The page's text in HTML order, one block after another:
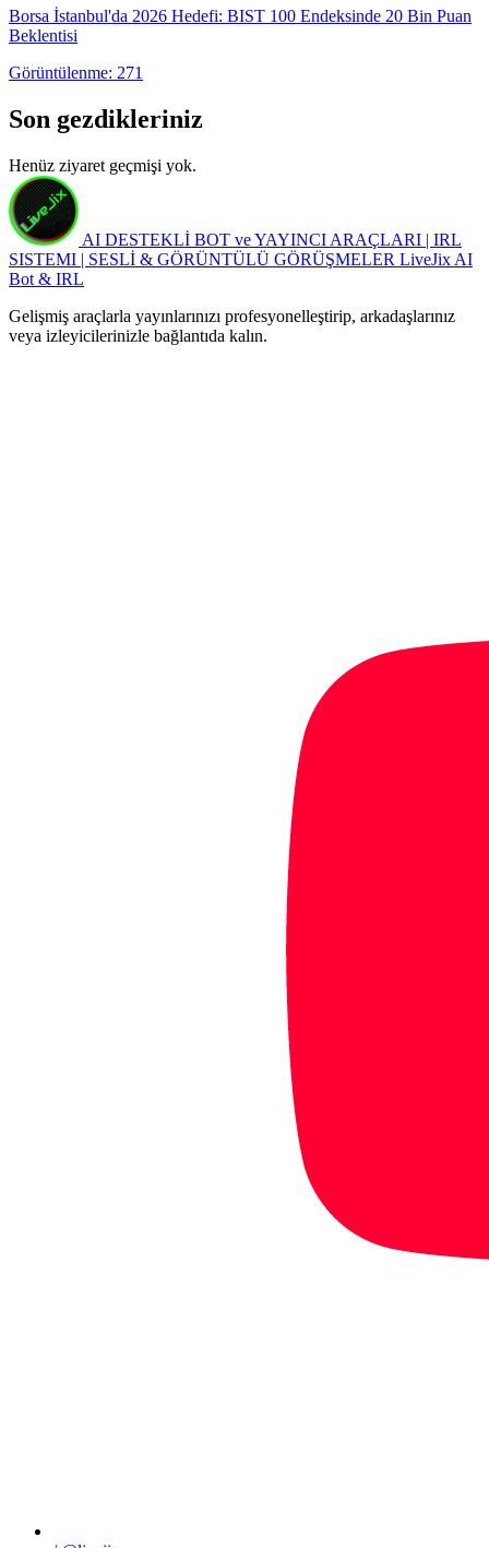
Borsa İstanbul'da 2026 Hedefi: BIST 100 Endeksinde 20 Bin Puan
Beklentisi
Görüntülenme: 271
Son gezdikleriniz
Henüz ziyaret geçmişi yok.
AI DESTEKLİ BOT ve YAYINCI ARAÇLARI | IRL
SISTEMI | SESLİ & GÖRÜNTÜLÜ GÖRÜŞMELER LiveJix AI
Bot & IRL
Gelişmiş araçlarla yayınlarınızı profesyonelleştirip, arkadaşlarınız
veya izleyicilerinizle bağlantıda kalın.